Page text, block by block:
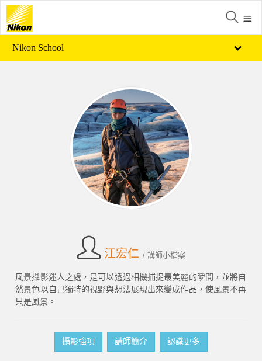
Nikon School
江宏仁 / 講師小檔案
風景攝影迷人之處，是可以透過相機捕捉最美麗的瞬間，並將自
然景色以自己獨特的視野與想法展現出來變成作品，使風景不再
只是風景。
攝影強項 講師簡介 認識更多